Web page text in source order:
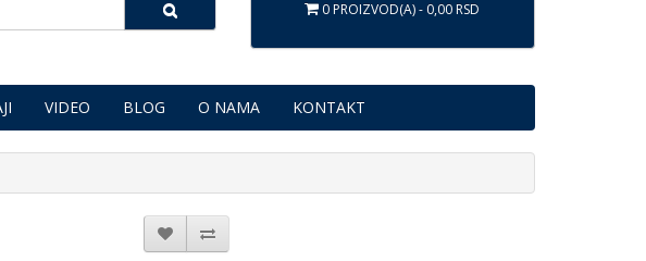
0 PROIZVOD(A) - 0,00 RSD
VIDEO BLOG O NAMA KONTAKT